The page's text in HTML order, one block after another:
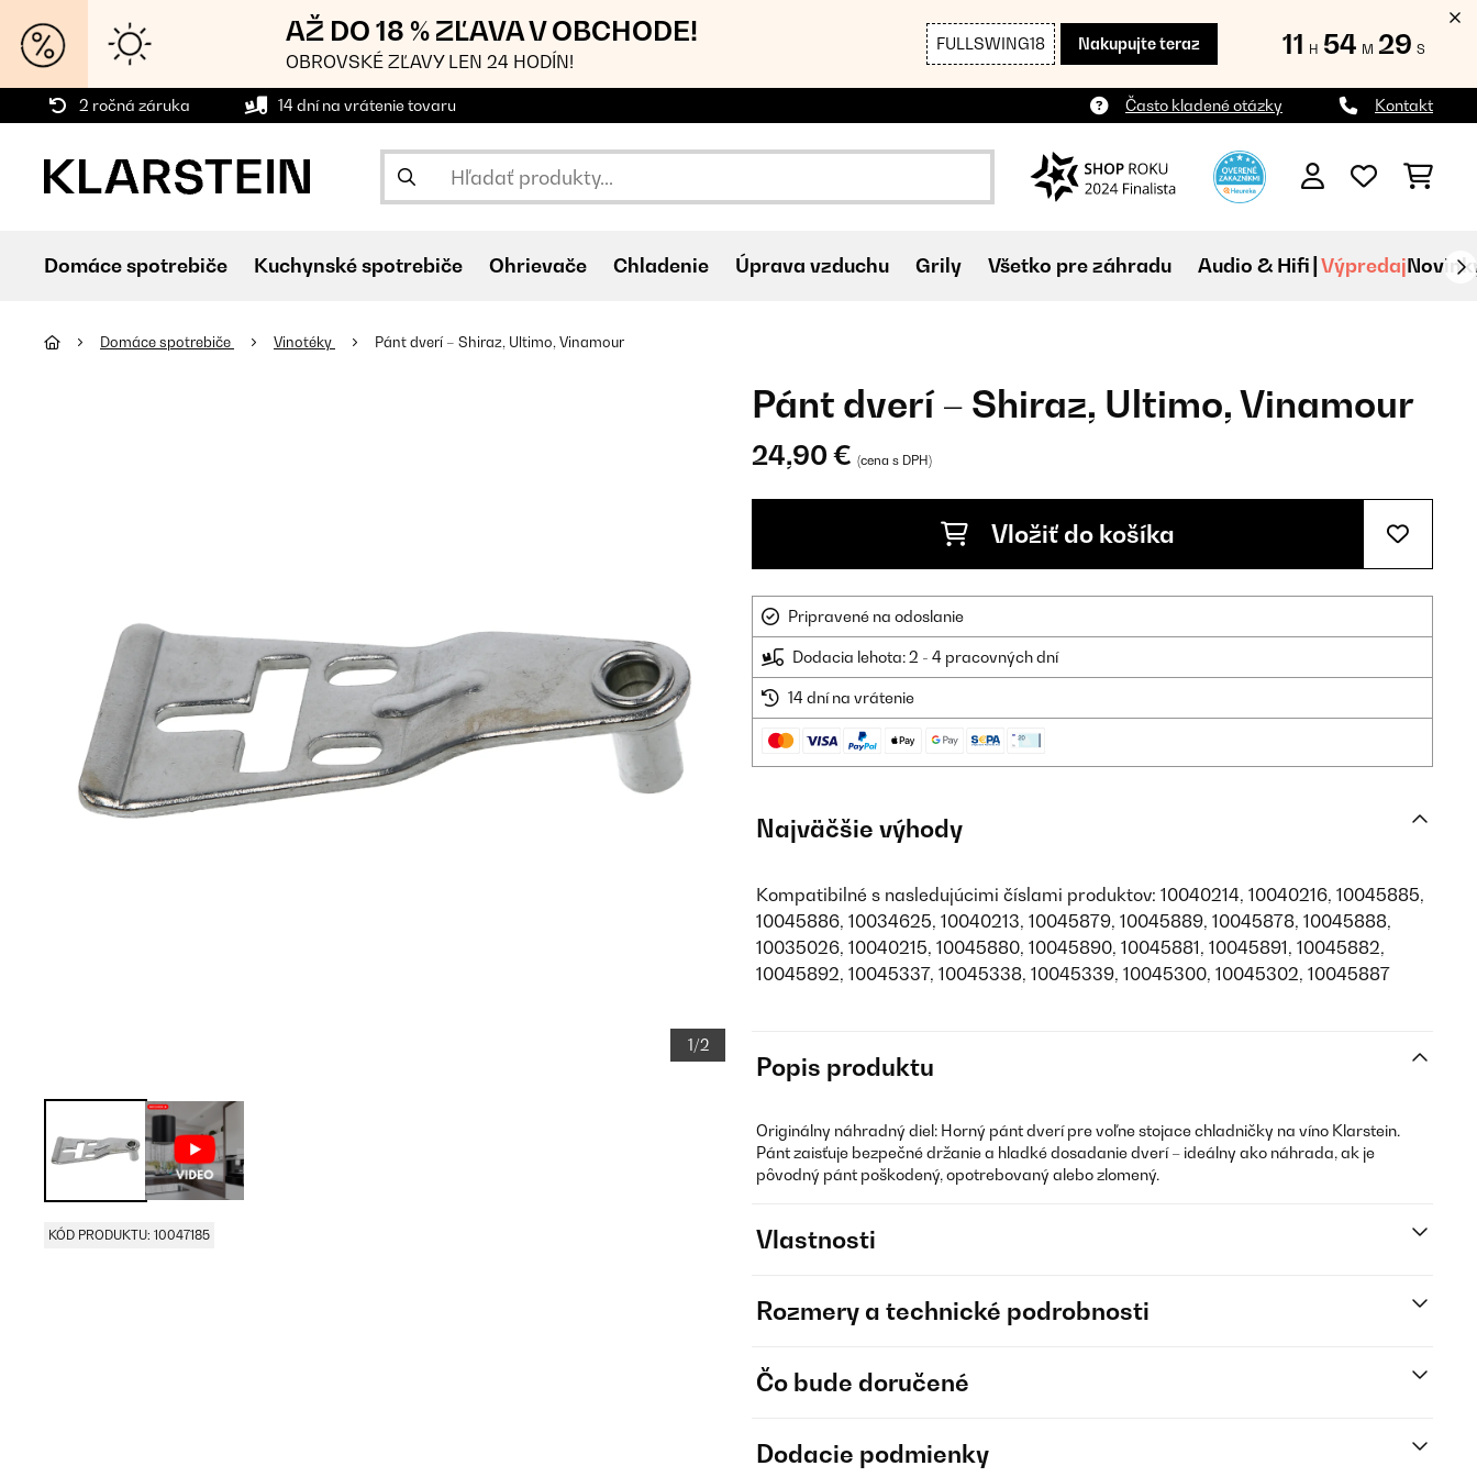
AŽ DO 18 % ZĽAVA V OBCHODE!
OBROVSKÉ ZĽAVY LEN 24 HODÍN!
FULLSWING18 Nakupujte teraz 11 H 54 M 29 S
2 ročná záruka 14 dní na vrátenie tovaru Často kladené otázky Kontakt
Domáce spotrebiče Kuchynské spotrebiče Ohrievače Chladenie Úprava vzduchu Grily Všetko pre záhradu Audio & Hifi Výpredaj
Domáce spotrebiče Vinotéky Pánt dverí – Shiraz, Ultimo, Vinamour
1/2
KÓD PRODUKTU: 10047185
Pánt dverí – Shiraz, Ultimo, Vinamour
24,90 € (cena s DPH)
Vložiť do košíka
Pripravené na odoslanie
Dodacia lehota: 2 - 4 pracovných dní
14 dní na vrátenie
Najväčšie výhody
Kompatibilné s nasledujúcimi číslami produktov: 10040214, 10040216, 10045885,
10045886, 10034625, 10040213, 10045879, 10045889, 10045878, 10045888,
10035026, 10040215, 10045880, 10045890, 10045881, 10045891, 10045882,
10045892, 10045337, 10045338, 10045339, 10045300, 10045302, 10045887
Popis produktu
Originálny náhradný diel: Horný pánt dverí pre voľne stojace chladničky na víno Klarstein.
Pánt zaisťuje bezpečné držanie a hladké dosadanie dverí – ideálny ako náhrada, ak je
pôvodný pánt poškodený, opotrebovaný alebo zlomený.
Vlastnosti
Rozmery a technické podrobnosti
Čo bude doručené
Dodacie podmienky